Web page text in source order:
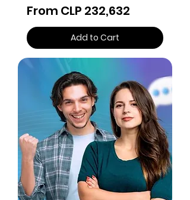
From CLP 232,632
Sale Price
Add to Cart